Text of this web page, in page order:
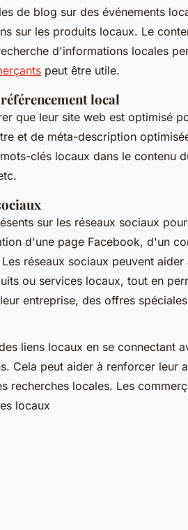
de blog sur des événements
sur les produits locaux. Le
d'informations locales
peut être utile.
local
que leur site web est optimisé
et de méta-description
clés locaux dans le contenu
sur les réseaux sociaux
d'une page Facebook, d'un
réseaux sociaux peuvent
ou services locaux, tout en
entreprise, des offres
liens locaux en se connectant
Cela peut aider à renforcer leur
recherches locales. Les
locaux